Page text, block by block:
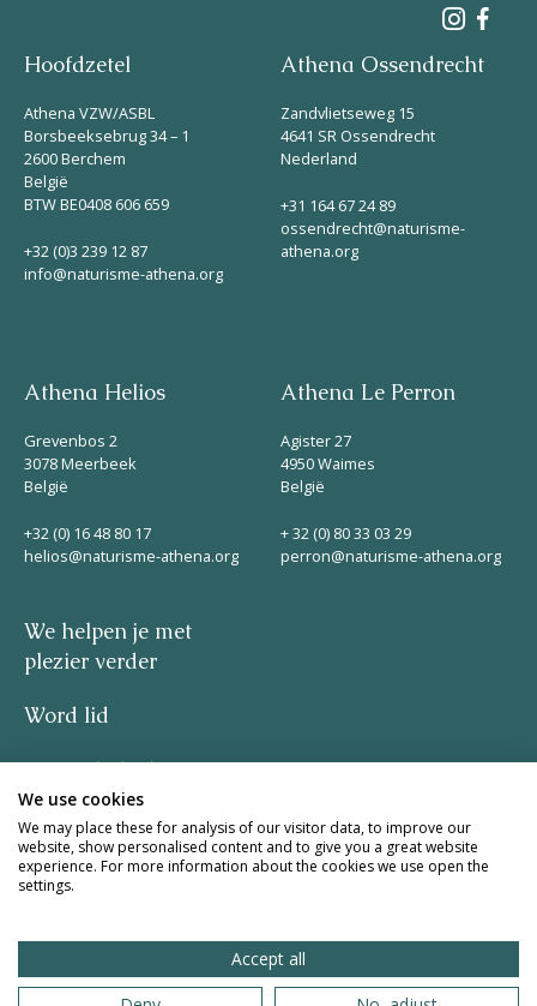
Hoofdzetel
Athena VZW/ASBL
Borsbeeksebrug 34 – 1
2600 Berchem
België
BTW BE0408 606 659
+32 (0)3 239 12 87
info@naturisme-athena.org
Athena Ossendrecht
Zandvlietseweg 15
4641 SR Ossendrecht
Nederland
+31 164 67 24 89
ossendrecht@naturisme-
athena.org
Athena Helios
Grevenbos 2
3078 Meerbeek
België
+32 (0) 16 48 80 17
helios@naturisme-athena.org
Athena Le Perron
Agister 27
4950 Waimes
België
+ 32 (0) 80 33 03 29
perron@naturisme-athena.org
We helpen je met
plezier verder
Word lid
Privacybeleid
–
quote by Rosie Haine
design by studio basil.
website by The Pack
We use cookies
We may place these for analysis of our visitor data, to improve our
website, show personalised content and to give you a great website
experience. For more information about the cookies we use open the
settings.
Accept all